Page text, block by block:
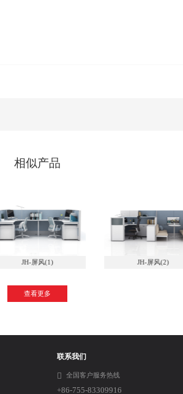
相似产品
JH-屏风(2) JH-屏风(3)
查看更多
联系我们
全国客户服务热线
+86-755-83309916